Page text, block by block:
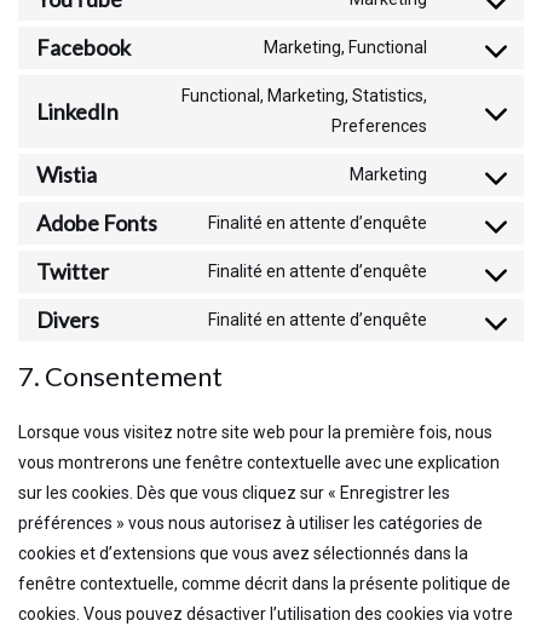
Facebook Marketing, Functional
LinkedIn
Functional, Marketing, Statistics,
Preferences
Wistia Marketing
Adobe Fonts Finalité en attente d’enquête
Twitter Finalité en attente d’enquête
Divers Finalité en attente d’enquête
7. Consentement
Lorsque vous visitez notre site web pour la première fois, nous
vous montrerons une fenêtre contextuelle avec une explication
sur les cookies. Dès que vous cliquez sur « Enregistrer les
préférences » vous nous autorisez à utiliser les catégories de
cookies et d’extensions que vous avez sélectionnés dans la
fenêtre contextuelle, comme décrit dans la présente politique de
cookies. Vous pouvez désactiver l’utilisation des cookies via votre